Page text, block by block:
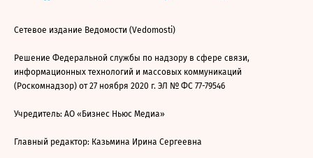
Сетевое издание Ведомости (Vedomosti)
Решение Федеральной службы по надзору в сфере связи,
информационных технологий и массовых коммуникаций
(Роскомнадзор) от 27 ноября 2020 г. ЭЛ № ФС 77-79546
Учредитель: АО «Бизнес Ньюс Медиа»
Главный редактор: Казьмина Ирина Сергеевна